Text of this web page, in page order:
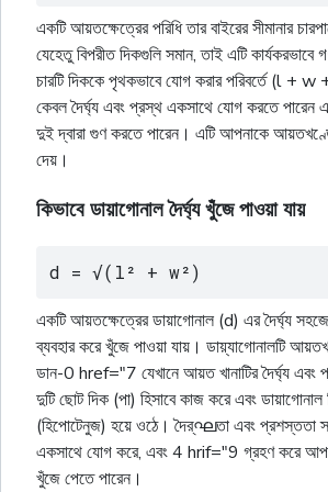
একটি আয়তক্ষেত্রের পরিধি তার বাইরের সীমানার
যেহেতু বিপরীত দিকগুলি সমান, তাই এটি কার্যকরভাবে
চারটি দিককে পৃথকভাবে যোগ করার পরিবর্তে (l +
কেবল দৈর্ঘ্য এবং প্রস্থ একসাথে যোগ করতে পারেন
দুই দ্বারা গুণ করতে পারেন। এটি আপনাকে
দেয়।
কিভাবে ডায়াগোনাল দৈর্ঘ্য খুঁজে পাওয়া যায়
d = √(l² + w²)
একটি আয়তক্ষেত্রের ডায়াগোনাল (d) এর দৈর্ঘ্য
ব্যবহার করে খুঁজে পাওয়া যায়। ডায়্যাগোনালটি
ডান-0 href="7 যেখানে আয়ত খানাটির দৈৰ্ঘ্য
দুটি ছোট দিক (পা) হিসাবে কাজ করে এবং ডায়াগোনাল
(হিপোটেনুজ) হয়ে ওঠে। দৈর্ഘতা এবং প্রশস্ততা
একসাথে যোগ করে, এবং 4 hrif="9 গ্রহণ করে আপনি
খুঁজে পেতে পারেন।